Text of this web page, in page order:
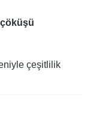
çöküşü
çeşitlilik